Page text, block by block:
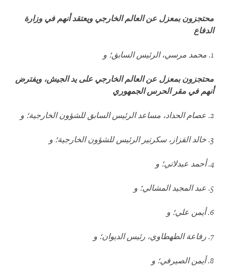
محتجزون بمعزل عن العالم الخارجي ويعتقد أنهم في وزارة
الدفاع
1. محمد مرسي، الرئيس السابق؛ و
محتجزون بمعزل عن العالم الخارجي على يد الجيش، ويفترض
أنهم في مقر الحرس الجمهوري
2. عصام الحداد، مساعد الرئيس السابق للشؤون الخارجية؛ و
3. خالد القزاز، سكرتير الرئيس للشؤون الخارجية؛ و
4. أحمد عبدلاتي؛ و
5. عبد المجيد المشالي؛ و
6. أيمن علي؛ و
7. رفاعة الطهطاوي، رئيس الديوان؛ و
8. أيمن الصيرفي؛ و